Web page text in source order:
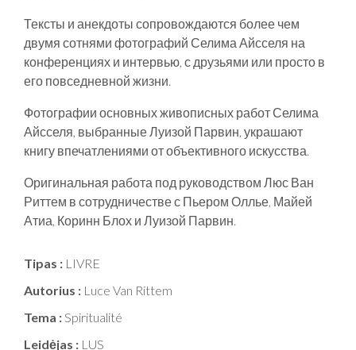
Тексты и анекдоты сопровождаются более чем
двумя сотнями фотографий Селима Айсселя на
конференциях и интервью, с друзьями или просто в
его повседневной жизни.
Фотографии основных живописных работ Селима
Айсселя, выбранные Луизой Парвин, украшают
книгу впечатлениями от объективного искусства.
Оригинальная работа под руководством Люс Ван
Риттем в сотрудничестве с Пьером Оллье, Майей
Атиа, Коринн Блох и Луизой Парвин.
Tipas : LIVRE
Autorius : Luce Van Rittem
Tema :Spiritualité
Leidėjas : LUS